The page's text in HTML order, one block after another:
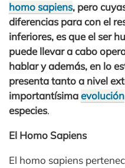
homo sapiens, pero
diferencias para con el
inferiores, es que el ser
puede llevar a cabo
hablar y además, en lo
presenta tanto a nivel
importantísimaevolución
especies.
El Homo Sapiens
El homo sapiens